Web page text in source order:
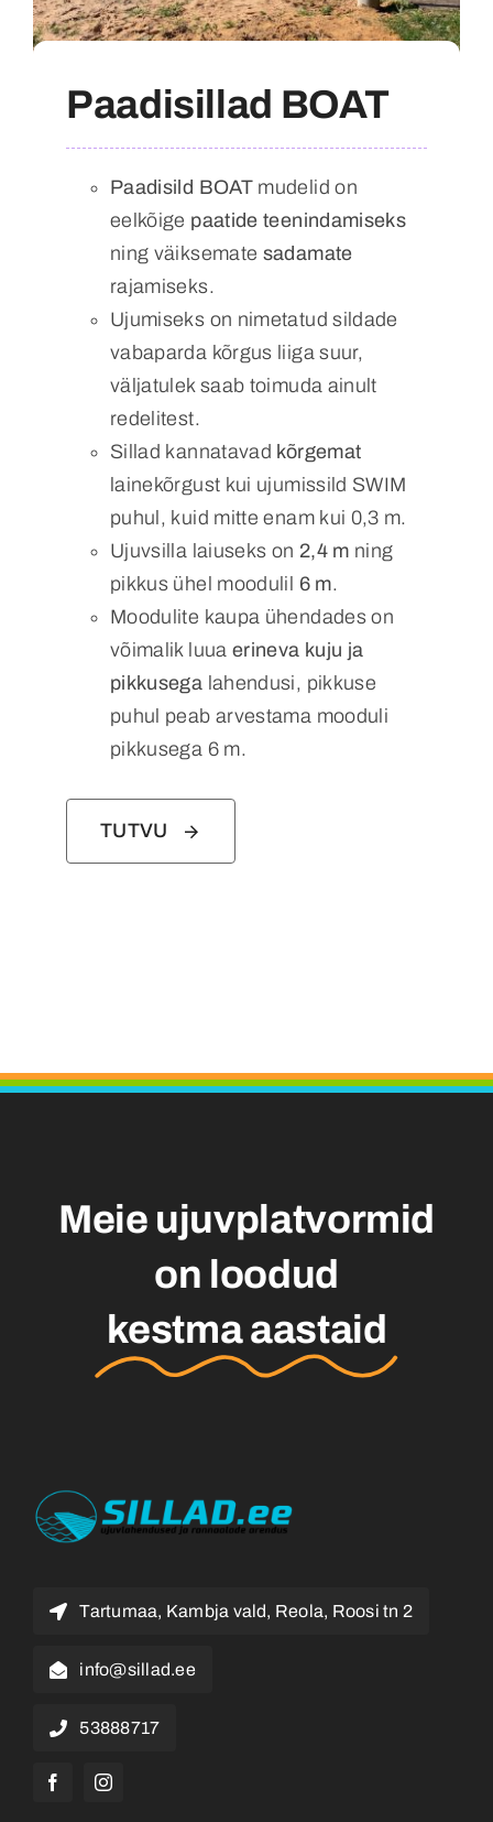
Paadisillad BOAT
Paadisild BOAT mudelid on
eelkõige paatide teenindamiseks
ning väiksemate sadamate
rajamiseks.
Ujumiseks on nimetatud sildade
vabaparda kõrgus liiga suur,
väljatulek saab toimuda ainult
redelitest.
Sillad kannatavad kõrgemat
lainekõrgust kui ujumissild SWIM
puhul, kuid mitte enam kui 0,3 m.
Ujuvsilla laiuseks on 2,4 m ning
pikkus ühel moodulil 6 m.
Moodulite kaupa ühendades on
võimalik luuaerineva kuju ja
pikkusega lahendusi, pikkuse
puhul peab arvestama mooduli
pikkusega 6 m.
TUTVU
Meie ujuvplatvormid
on loodud
kestma aastaid
Tartumaa, Kambja vald, Reola, Roosi tn 2
info@sillad.ee
53888717